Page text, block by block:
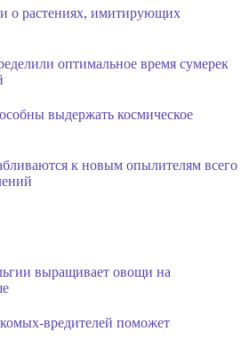
о растениях, имитирующих
оптимальное время сумерек
выдержать космическое
к новым опылителям всего
выращивает овощи на
вредителей поможет